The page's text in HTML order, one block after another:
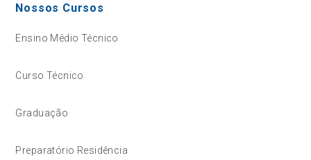
Nossos Cursos
Ensino Médio Técnico
Curso Técnico
Graduação
Preparatório Residência